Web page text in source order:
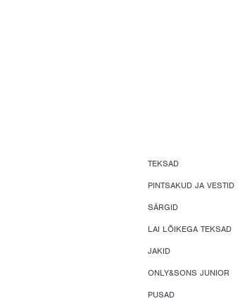
TEKSAD
PINTSAKUD JA VESTID
SÄRGID
LAI LÕIKEGA TEKSAD
JAKID
ONLY&SONS JUNIOR
PUSAD